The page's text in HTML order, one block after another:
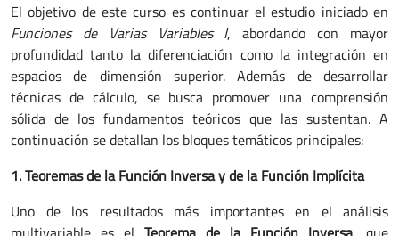
El objetivo de este curso es continuar el estudio iniciado en
Funciones de Varias Variables I, abordando con mayor
profundidad tanto la diferenciación como la integración en
espacios de dimensión superior. Además de desarrollar
técnicas de cálculo, se busca promover una comprensión
sólida de los fundamentos teóricos que las sustentan. A
continuación se detallan los bloques temáticos principales:
1. Teoremas de la Función Inversa y de la Función Implícita
Uno de los resultados más importantes en el análisis